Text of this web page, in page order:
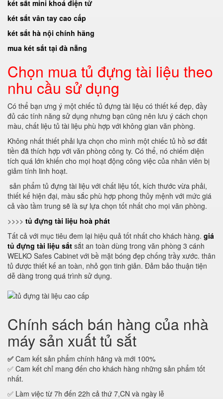
két sắt mini khoá điện tử
két sắt vân tay cao cấp
két sắt hà nội chính hãng
mua két sắt tại đà nẵng
Chọn mua tủ đựng tài liệu theo
nhu cầu sử dụng
Có thể bạn ưng ý một chiếc tủ đựng tài liệu có thiết kế đẹp, đầy
đủ các tính năng sử dụng nhưng bạn cũng nên lưu ý cách chọn
màu, chất liệu tủ tài liệu phù hợp với không gian văn phòng.
Không nhất thiết phải lựa chọn cho mình một chiếc tủ hồ sơ đắt
tiền đã thích hợp với văn phòng công ty. Có thể, nó chiếm diện
tích quá lớn khiến cho mọi hoạt động công việc của nhân viên bị
giảm tính linh hoạt.
sản phẩm tủ đựng tài liệu với chất liệu tốt, kích thước vừa phải,
thiết kế hiện đại, màu sắc phù hợp phong thủy mệnh với mức giá
cả vào tầm trung sẽ là sự lựa chọn tốt nhất cho mọi văn phòng.
>>>> tủ đựng tài liệu hoà phát
Tất cả với mục tiêu đem lại hiệu quả tốt nhất cho khách hàng. giá
tủ đựng tài liệu sắt sắt an toàn dùng trong văn phòng 3 cánh
WELKO Safes Cabinet với bề mặt bóng đẹp chống trầy xước. thân
tủ được thiết kế an toàn, nhỏ gọn tinh giản. Đảm bảo thuận tiện
dễ dàng trong quá trình sử dụng.
Chính sách bán hàng của nhà
máy sản xuất tủ sắt
✅ Cam kết sản phẩm chính hãng và mới 100%
✅ Cam kết chỉ mang đến cho khách hàng những sản phẩm tốt
nhất.
✅ Làm việc từ 7h đến 22h cả thứ 7,CN và ngày lễ